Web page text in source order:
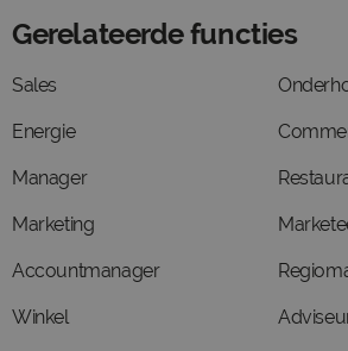
Gerelateerde functies
Sales
Energie
Manager
Marketing
Accountmanager
Winkel